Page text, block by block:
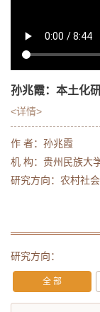
孙兆霞：本土化
<详情>
作 者：孙兆霞
机 构：贵州民族大
研究方向：农村社
研究方向：
全 部
马克思主义研究